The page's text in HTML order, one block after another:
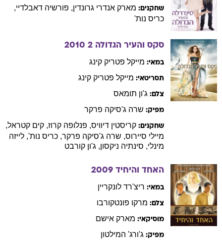
שחקנים: מארק אנדרי גרונדין, פורשיה דאבלדיי,
כריס נות'
סקס והעיר הגדולה 2 2010
במאי: מייקל פטריק קינג
תסריטאי: מייקל פטריק קינג
צלם: ג'ון תומאס
מפיק: שרה ג'סיקה פרקר
שחקנים: קריסטין דיוויס, פנלופה קרוז, קים קטראל,
מיילי סיירוס, שרה ג'סיקה פרקר, כריס נות', לייזה
מינלי, סינתיה ניקסון, ג'ון קורבט
האחד והיחיד 2009
במאי: ריצ'רד לונקריין
צלם: מרקו פונטקורבו
מוסיקאי: מארק אישם
מפיק: ג'ורג' המילטון